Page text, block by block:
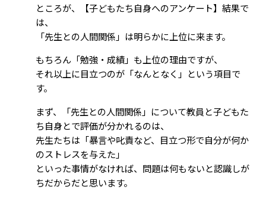
ところが、【子どもたち自身へのアンケート】結果で
は、
「先生との人間関係」は明らかに上位に来ます。
もちろん「勉強・成績」も上位の理由ですが、
それ以上に目立つのが「なんとなく」という項目で
す。
まず、「先生との人間関係」について教員と子どもた
ち自身とで評価が分かれるのは、
先生たちは「暴言や叱責など、目立つ形で自分が何か
のストレスを与えた」
といった事情がなければ、問題は何もないと認識しが
ちだからだと思います。